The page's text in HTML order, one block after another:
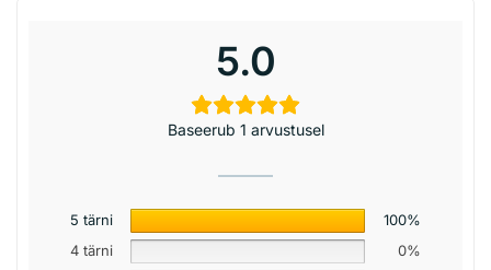
5.0
Baseerub 1 arvustusel
5 tärni
100%
4 tärni
0%